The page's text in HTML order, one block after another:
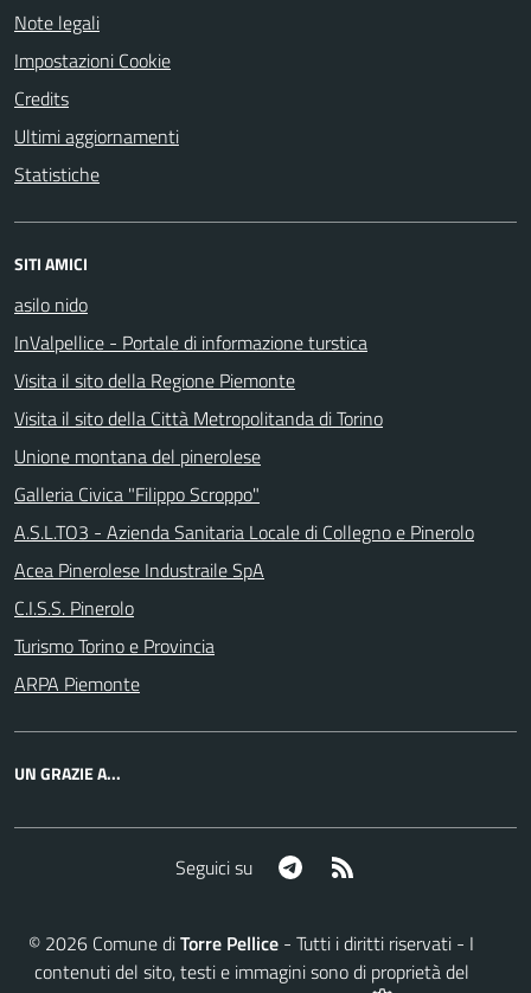
Note legali
Impostazioni Cookie
Credits
Ultimi aggiornamenti
Statistiche
SITI AMICI
asilo nido
InValpellice - Portale di informazione turstica
Visita il sito della Regione Piemonte
Visita il sito della Città Metropolitanda di Torino
Unione montana del pinerolese
Galleria Civica "Filippo Scroppo"
A.S.L.TO3 - Azienda Sanitaria Locale di Collegno e Pinerolo
Acea Pinerolese Industraile SpA
C.I.S.S. Pinerolo
Turismo Torino e Provincia
ARPA Piemonte
UN GRAZIE A...
Seguici su Telegram
© 2026 Comune diTorre Pellice - Tutti i diritti riservati - I
contenuti del sito, testi e immagini sono di proprietà del